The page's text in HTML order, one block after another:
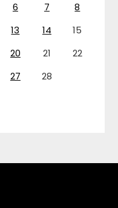
6 7
8
13 14
15
20 21
22
27
28